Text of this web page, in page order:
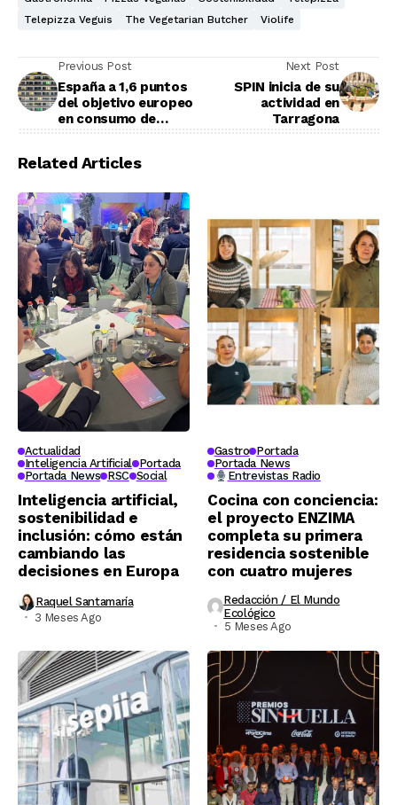
Telepizza Veguis
The Vegetarian Butcher Violife
Previous Post
España a 1,6 puntos
del objetivo europeo
en consumo de
Next Post
SPIN inicia de su
actividad en
Tarragona
Related Articles
Actualidad
Inteligencia Artificial Portada
Portada News RSC Social
Inteligencia artificial,
sostenibilidad e
inclusión: cómo están
cambiando las
decisiones en Europa
Raquel Santamaría
3 Meses Ago
Gastro Portada
Portada News
Entrevistas Radio
Cocina con conciencia:
el proyecto ENZIMA
completa su primera
residencia sostenible
con cuatro mujeres
Redacción / El Mundo
Ecológico
5 Meses Ago